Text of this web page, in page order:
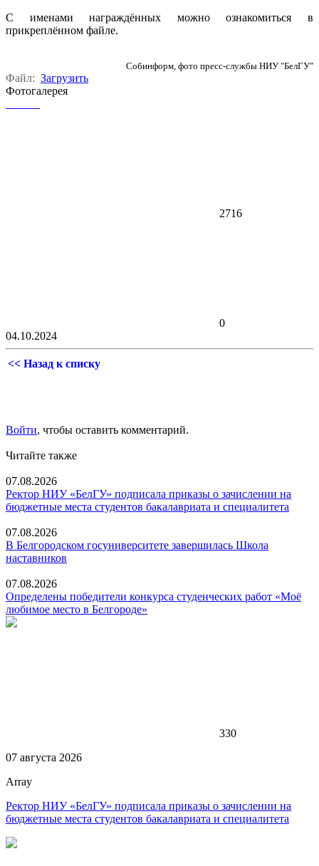
С именами награждённых можно ознакомиться в
прикреплённом файле.
Собинформ, фото пресс-службы НИУ "БелГУ"
Файл: Загрузить
Фотогалерея
2716
0
04.10.2024
<< Назад к списку
Войти, чтобы оставить комментарий.
Читайте также
07.08.2026
Ректор НИУ «БелГУ» подписала приказы о зачислении на
бюджетные места студентов бакалавриата и специалитета
07.08.2026
В Белгородском госуниверситете завершилась Школа
наставников
07.08.2026
Определены победители конкурса студенческих работ «Моё
любимое место в Белгороде»
330
07 августа 2026
Array
Ректор НИУ «БелГУ» подписала приказы о зачислении на
бюджетные места студентов бакалавриата и специалитета